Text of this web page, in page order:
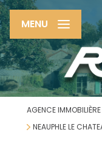
MENU
AGENCE
NEAUPHLE LE